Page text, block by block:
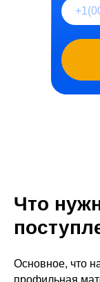
Что
Основное, что
профильная